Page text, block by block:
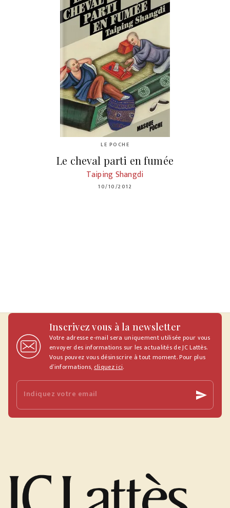
LE POCHE
Le cheval parti en fumée
Taiping Shangdi
10/10/2012
Inscrivez vous à la newsletter
Votre adresse e-mail sera uniquement utilisée pour vous
envoyer des informations sur les actualités de JC Lattès.
Vous pouvez vous désinscrire à tout moment. Pour plus
d’informations, cliquez ici.
Indiquez votre email send